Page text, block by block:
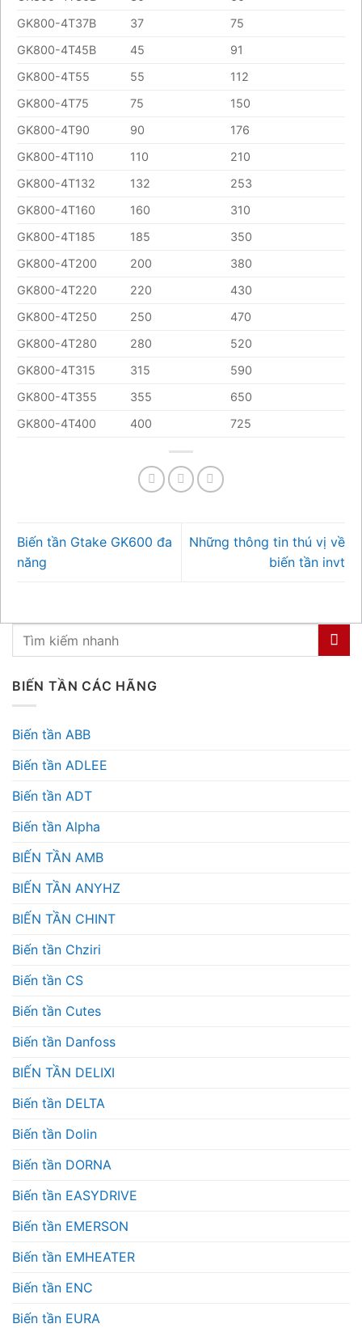
BIẾN TẦN CÁC HÃNG
Biến tần ABB
Biến tần ADLEE
Biến tần ADT
Biến tần Alpha
BIẾN TẦN AMB
BIẾN TẦN ANYHZ
BIẾN TẦN CHINT
Biến tần Chziri
Biến tần CS
Biến tần Cutes
Biến tần Danfoss
BIẾN TẦN DELIXI
Biến tần DELTA
Biến tần Dolin
Biến tần DORNA
Biến tần EASYDRIVE
Biến tần EMERSON
Biến tần EMHEATER
Biến tần ENC
Biến tần EURA
GK800-4T37B
37
75
GK800-4T45B
45
91
GK800-4T55
55
112
GK800-4T75
75
150
GK800-4T90
90
176
GK800-4T110
110
210
GK800-4T132
132
253
GK800-4T160
160
310
GK800-4T185
185
350
GK800-4T200
200
380
GK800-4T220
220
430
GK800-4T250
250
470
GK800-4T280
280
520
GK800-4T315
315
590
GK800-4T355
355
650
GK800-4T400
400 725
Biến tần Gtake GK600 đa
năng
Những thông tin thú vị về
biến tần invt